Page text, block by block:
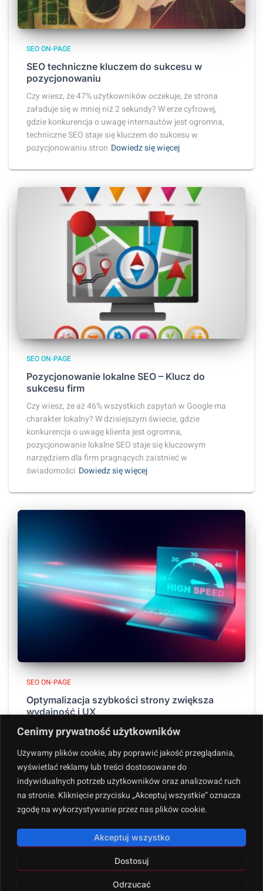
Cenimy prywatność użytkowników
Używamy plików cookie, aby poprawić jakość przeglądania,
wyświetlać reklamy lub treści dostosowane do
indywidualnych potrzeb użytkowników oraz analizować ruch
na stronie. Kliknięcie przycisku „Akceptuj wszystkie” oznacza
zgodę na wykorzystywanie przez nas plików cookie.
Dostosuj
Odrzucać
Akceptuj wszystko
SEO ON-PAGE
SEO techniczne kluczem do sukcesu w
pozycjonowaniu
Czy wiesz, że 47% użytkowników oczekuje, że strona
załaduje się w mniej niż 2 sekundy? W erze cyfrowej,
gdzie konkurencja o uwagę internautów jest ogromna,
techniczne SEO staje się kluczem do sukcesu w
pozycjonowaniu stron Dowiedz się więcej
SEO ON-PAGE
Pozycjonowanie lokalne SEO – Klucz do
sukcesu firm
Czy wiesz, że aż 46% wszystkich zapytań w Google ma
charakter lokalny? W dzisiejszym świecie, gdzie
konkurencja o uwagę klienta jest ogromna,
pozycjonowanie lokalne SEO staje się kluczowym
narzędziem dla firm pragnących zaistnieć w
świadomości Dowiedz się więcej
SEO ON-PAGE
Optymalizacja szybkości strony zwiększa
wydajność i UX
Czy wiesz, że 40% użytkowników opuszcza strony, które
strony to nie tylko techniczny detal, lecz kluczowy
element wydajności i satysfakcji użytkowników. Szybsze
ładowanie stron przekłada się na Dowiedz się więcej
Copyright © 2024. All rights reserved.